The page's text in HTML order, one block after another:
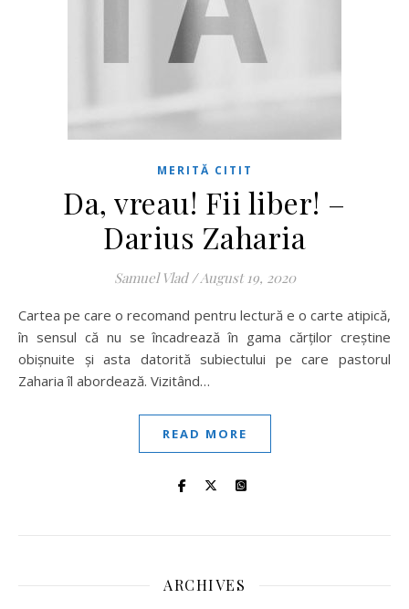
MERITĂ CITIT
Da, vreau! Fii liber! –
Darius Zaharia
Samuel Vlad /August 19, 2020
Cartea pe care o recomand pentru lectură e o carte atipică,
în sensul că nu se încadrează în gama cărților creștine
obișnuite și asta datorită subiectului pe care pastorul
Zaharia îl abordează. Vizitând…
READ MORE
ARCHIVES